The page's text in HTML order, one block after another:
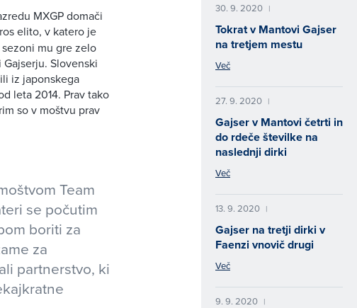
MXGP domači
elito, v katero je
mu gre zelo
Slovenski
iz japonskega
leta 2014. Prav tako
so v moštvu prav
Team
se počutim
boriti za
za
partnerstvo, ki
30. 9. 2020 |
Tokrat v Mantovi Gajser
na tretjem mestu
Več
27. 9. 2020 |
Gajser v Mantovi četrti in
do rdeče številke na
naslednji dirki
Več
13. 9. 2020 |
Gajser na tretji dirki v
Faenzi vnovič drugi
Več
9. 9. 2020 |